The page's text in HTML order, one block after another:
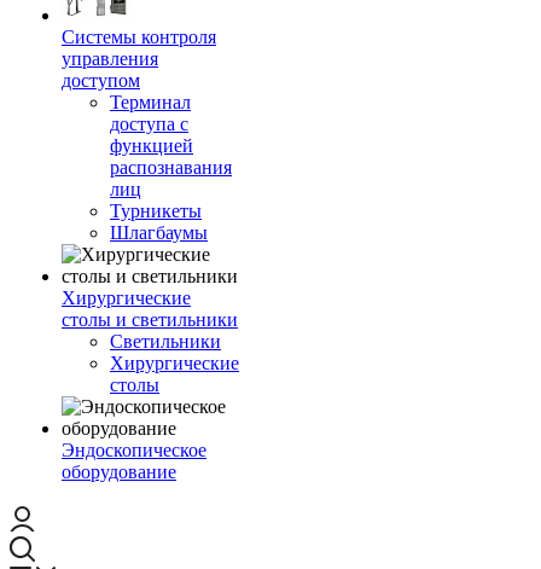
Системы контроля
управления
доступом
Терминал
доступа с
функцией
распознавания
лиц
Турникеты
Шлагбаумы
Хирургические
столы и светильники
Светильники
Хирургические
столы
Эндоскопическое
оборудование